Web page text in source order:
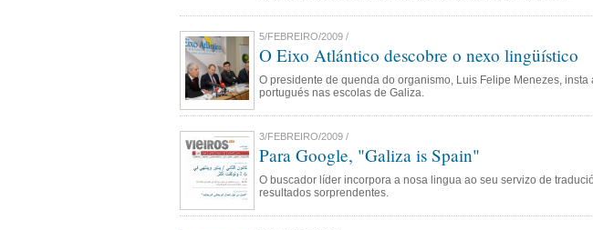
5/FEBREIRO/2009 /
O Eixo Atlántico descobre o nexo lingüístico
O presidente de quenda do organismo, Luis Felipe Menezes, insta
portugués nas escolas de Galiza.
3/FEBREIRO/2009 /
Para Google, "Galiza is Spain"
O buscador líder incorpora a nosa lingua ao seu servizo de
resultados sorprendentes.